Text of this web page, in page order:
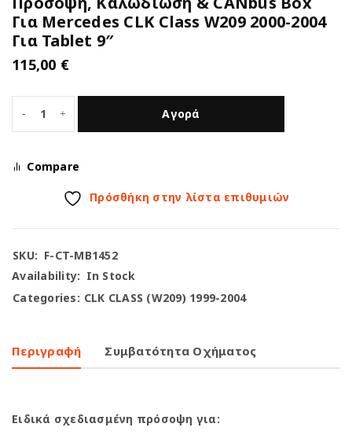
Για Mercedes CLK Class W209 2000-2004
Για Tablet 9″
115,00 €
Αγορά
Compare
Πρόσθήκη στην λίστα επιθυμιών
SKU: F-CT-MB1452
Availability: In Stock
Categories: CLK CLASS (W209) 1999-2004
Περιγραφή Συμβατότητα Οχήματος
Ειδικά σχεδιασμένη πρόσοψη για: